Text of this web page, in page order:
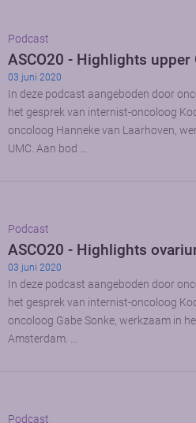
Podcast
ASCO20 - Highlights upper
03 juni 2020
In deze podcast aangeboden door
het gesprek van internist-oncoloog
oncoloog Hanneke van Laarhoven,
UMC. Aan bod …
Podcast
ASCO20 - Highlights
03 juni 2020
In deze podcast aangeboden door
het gesprek van internist-oncoloog
oncoloog Gabe Sonke, werkzaam in
Amsterdam. …
Podcast